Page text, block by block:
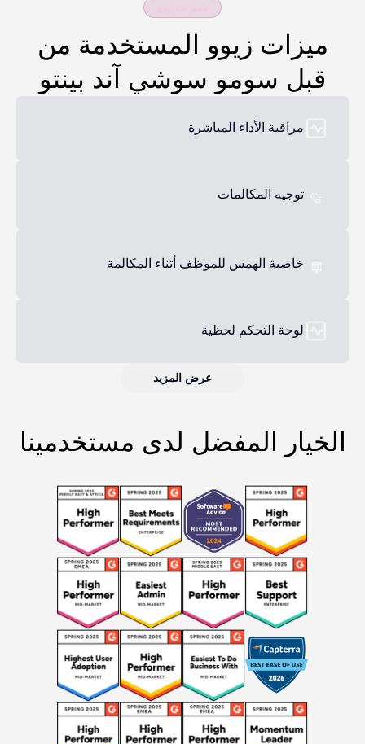
ميزات زيوو المستخدمة من
قبل سومو سوشي آند بينتو
مراقبة الأداء المباشرة
توجيه المكالمات
خاصية الهمس للموظف أثناء المكالمة
لوحة التحكم لحظية
عرض المزيد
الخيار المفضل لدى مستخدمينا